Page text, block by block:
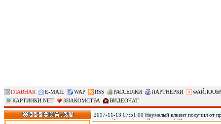
ГЛАВНАЯ E-MAIL WAP RSS РАССЫЛКИ ПАРТНЕРКИ
КАРТИНКИ.NET
ЗНАКОМСТВА ВИДЕОЧАТ
2017-11-13 07:51:00 Неумелый клиент получил от
городе Эверетт (штат Вашингтон) 21-летняя